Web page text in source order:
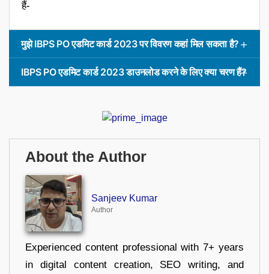
हैं-
मुझे IBPS PO एडमिट कार्ड 2023 पर विवरण कहां मिल सकता है?
IBPS PO एडमिट कार्ड 2023 डाउनलोड करने के लिए क्या चरण हैं?
About the Author
Sanjeev Kumar
Author
Experienced content professional with 7+ years
in digital content creation, SEO writing, and